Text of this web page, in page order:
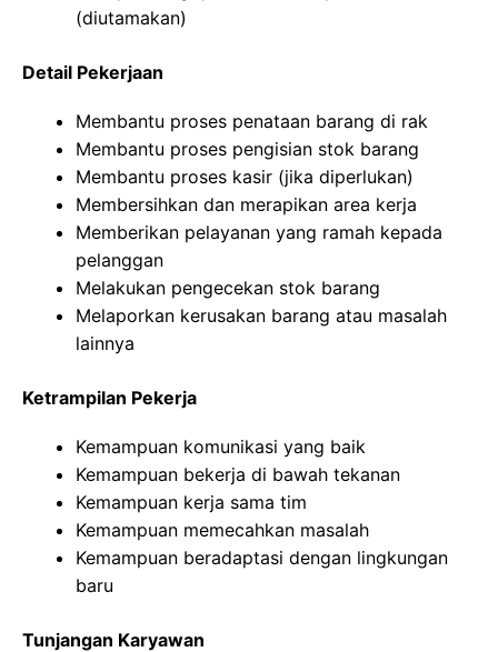
(diutamakan)
Detail Pekerjaan
Membantu proses penataan barang di rak
Membantu proses pengisian stok barang
Membantu proses kasir (jika diperlukan)
Membersihkan dan merapikan area kerja
Memberikan pelayanan yang ramah kepada
pelanggan
Melakukan pengecekan stok barang
Melaporkan kerusakan barang atau masalah
lainnya
Ketrampilan Pekerja
Kemampuan komunikasi yang baik
Kemampuan bekerja di bawah tekanan
Kemampuan kerja sama tim
Kemampuan memecahkan masalah
Kemampuan beradaptasi dengan lingkungan
baru
Tunjangan Karyawan